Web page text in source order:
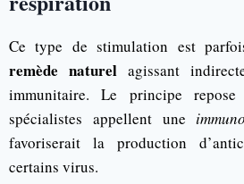
Ce type de stimulation est
remède naturelagissant
immunitaire. Le principe
spécialistes appellent une
favoriserait la production
certains virus.